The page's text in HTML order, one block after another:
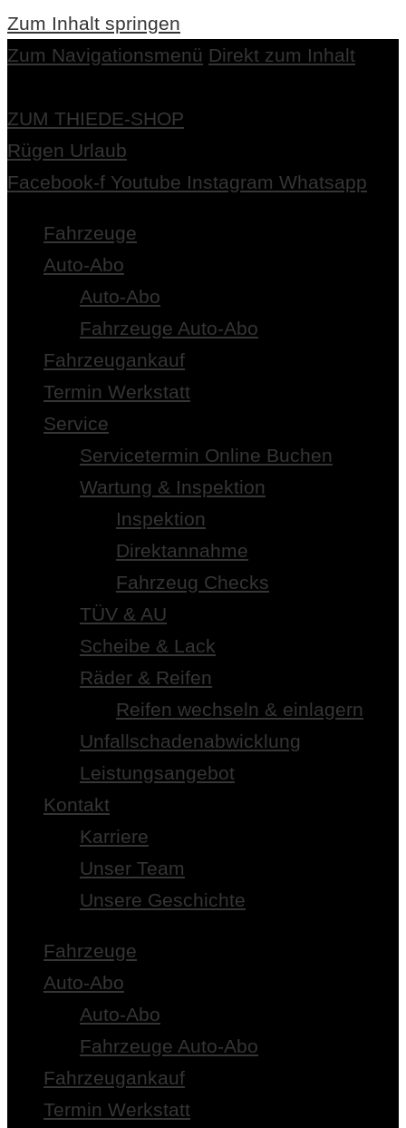
Zum Inhalt springen
Zum Navigationsmenü Direkt zum Inhalt
ZUM THIEDE-SHOP
Rügen Urlaub
Facebook-f Youtube Instagram Whatsapp
Fahrzeuge
Auto-Abo
Auto-Abo
Fahrzeuge Auto-Abo
Fahrzeugankauf
Termin Werkstatt
Service
Servicetermin Online Buchen
Wartung & Inspektion
Inspektion
Direktannahme
Fahrzeug Checks
TÜV & AU
Scheibe & Lack
Räder & Reifen
Reifen wechseln & einlagern
Unfallschadenabwicklung
Leistungsangebot
Kontakt
Karriere
Unser Team
Unsere Geschichte
Fahrzeuge
Auto-Abo
Auto-Abo
Fahrzeuge Auto-Abo
Fahrzeugankauf
Termin Werkstatt